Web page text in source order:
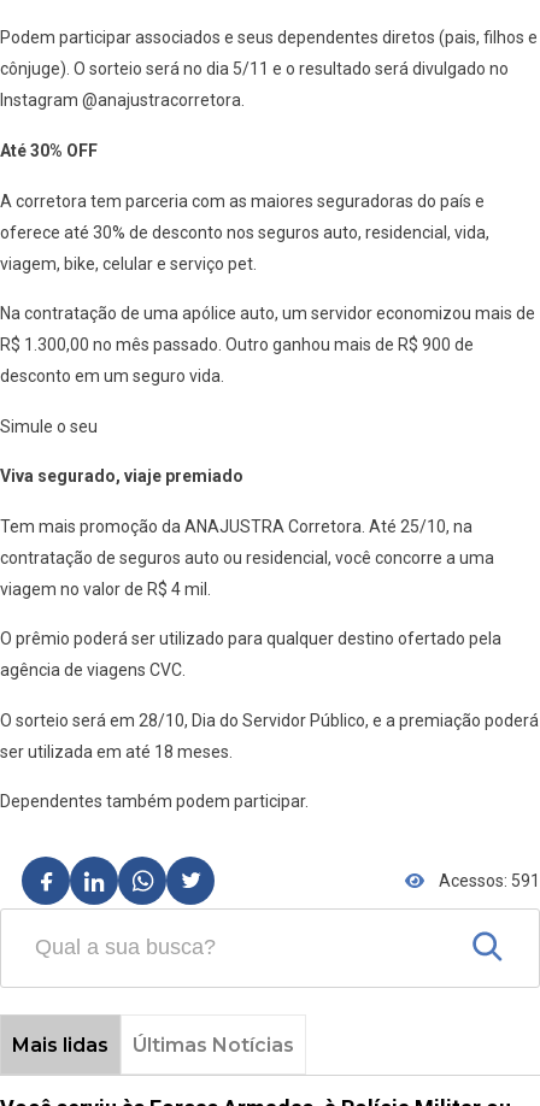
Podem participar associados e seus dependentes diretos (pais, filhos e
cônjuge). O sorteio será no dia 5/11 e o resultado será divulgado no
Instagram @anajustracorretora.
Até 30% OFF
A corretora tem parceria com as maiores seguradoras do país e
oferece até 30% de desconto nos seguros auto, residencial, vida,
viagem, bike, celular e serviço pet.
Na contratação de uma apólice auto, um servidor economizou mais de
R$ 1.300,00 no mês passado. Outro ganhou mais de R$ 900 de
desconto em um seguro vida.
Simule o seu
Viva segurado, viaje premiado
Tem mais promoção da ANAJUSTRA Corretora. Até 25/10, na
contratação de seguros auto ou residencial, você concorre a uma
viagem no valor de R$ 4 mil.
O prêmio poderá ser utilizado para qualquer destino ofertado pela
agência de viagens CVC.
O sorteio será em 28/10, Dia do Servidor Público, e a premiação poderá
ser utilizada em até 18 meses.
Dependentes também podem participar.
Acessos: 591
Mais lidas Últimas Notícias